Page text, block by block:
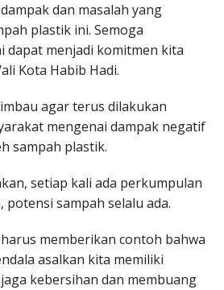
dan masalah yang
plastik ini. Semoga
dapat menjadi komitmen kita
Kota Habib Hadi.
agar terus dilakukan
mengenai dampak negatif
sampah plastik.
setiap kali ada perkumpulan
potensi sampah selalu ada.
memberikan contoh bahwa
asalkan kita memiliki
kebersihan dan membuang